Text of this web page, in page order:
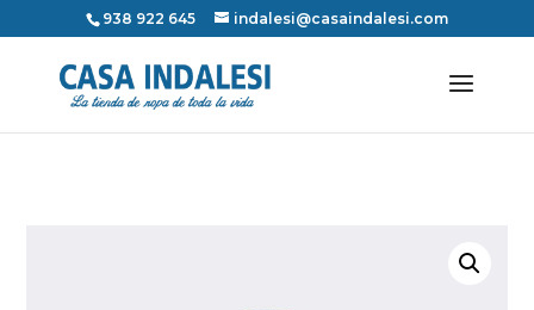
938 922 645 indalesi@casaindalesi.com